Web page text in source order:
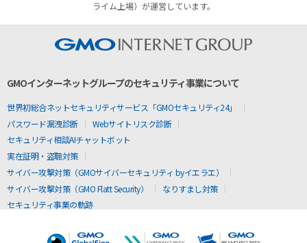
ライム上場）が運営しています。
GMOインターネットグループのセキュリティ事業について
世界初総合ネットセキュリティサービス「GMOセキュリティ24」
パスワード漏洩診断
Webサイトリスク診断
セキュリティ相談AIチャットボット
実在証明・盗聴対策
サイバー攻撃対策（GMOサイバーセキュリティ byイエラエ）
サイバー攻撃対策（GMO Flatt Security）
なりすまし対策
セキュリティ事業の軌跡